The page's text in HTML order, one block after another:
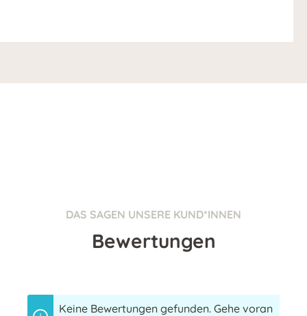
DAS SAGEN UNSERE KUND*INNEN
Bewertungen
Keine Bewertungen gefunden. Gehe voran